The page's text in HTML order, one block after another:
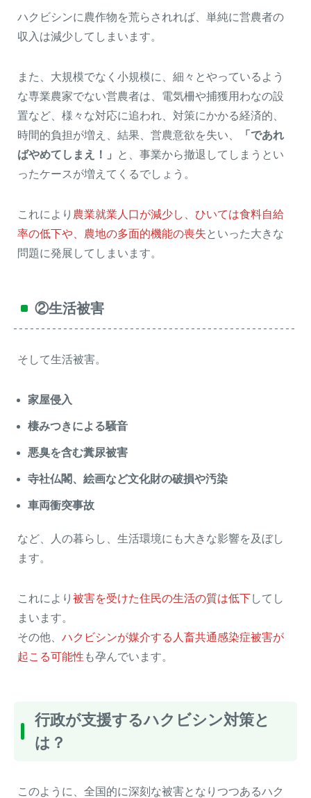
ハクビシンに農作物を荒らされれば、単純に営農者の
収入は減少してしまいます。
また、大規模でなく小規模に、細々とやっているよう
な専業農家でない営農者は、電気柵や捕獲用わなの設
置など、様々な対応に追われ、対策にかかる経済的、
時間的負担が増え、結果、営農意欲を失い、
「であれ
ばやめてしまえ！」
と、事業から撤退してしまうとい
ったケースが増えてくるでしょう。
これにより 農業就業人口が減少し、ひいては食料自給
率の低下や、農地の多面的機能の喪失 といった大きな
問題に発展してしまいます。
②生活被害
そして生活被害。
家屋侵入
棲みつきによる騒音
悪臭を含む糞尿被害
寺社仏閣、絵画など文化財の破損や汚染
車両衝突事故
など、人の暮らし、生活環境にも大きな影響を及ぼし
ます。
これにより 被害を受けた住民の生活の質は低下してし
まいます。
その他、 ハクビシンが媒介する人畜共通感染症被害が
起こる可能性 も孕んでいます。
行政が支援するハクビシン対策と
は？
このように、全国的に深刻な被害となりつつあるハク